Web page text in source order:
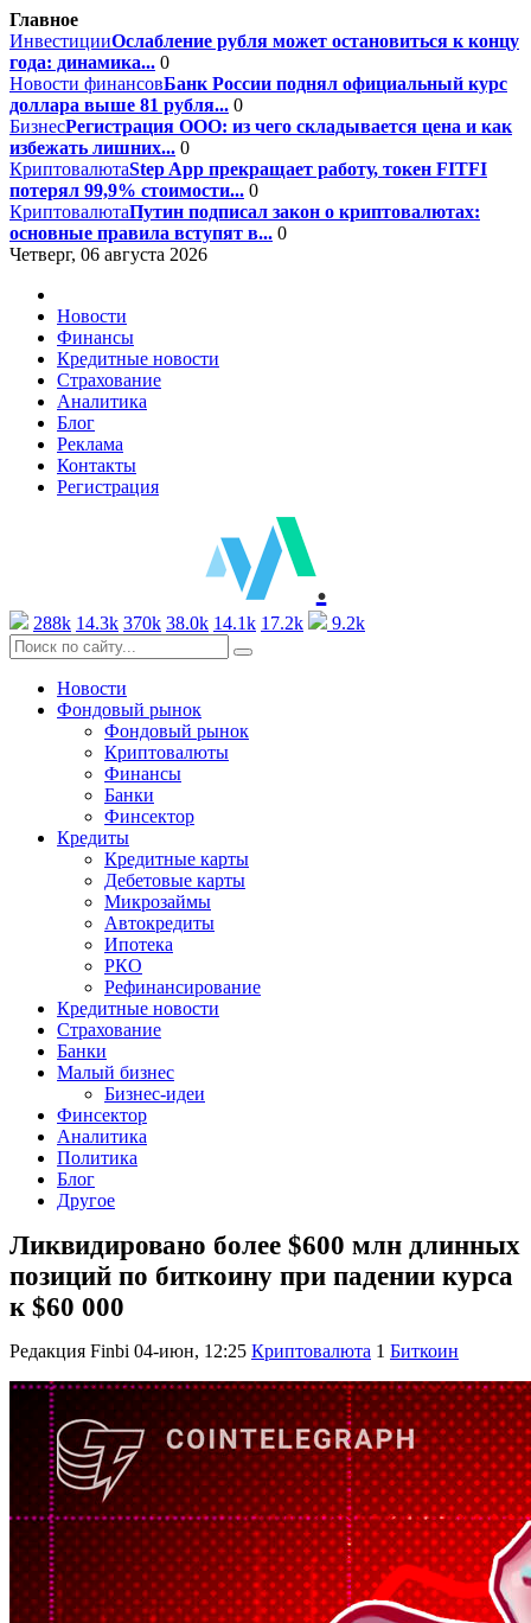
Главное
ИнвестицииОслабление рубля может остановиться к концу
года: динамика... 0
Новости финансовБанк России поднял официальный курс
доллара выше 81 рубля... 0
БизнесРегистрация ООО: из чего складывается цена и как
избежать лишних... 0
КриптовалютаStep App прекращает работу, токен FITFI
потерял 99,9% стоимости... 0
КриптовалютаПутин подписал закон о криптовалютах:
основные правила вступят в... 0
Четверг, 06 августа 2026
Новости
Финансы
Кредитные новости
Страхование
Аналитика
Блог
Реклама
Контакты
Регистрация
.
288k 14.3k 370k 38.0k 14.1k 17.2k 9.2k
Новости
Фондовый рынок
Фондовый рынок
Криптовалюты
Финансы
Банки
Финсектор
Кредиты
Кредитные карты
Дебетовые карты
Микрозаймы
Автокредиты
Ипотека
РКО
Рефинансирование
Кредитные новости
Страхование
Банки
Малый бизнес
Бизнес-идеи
Финсектор
Аналитика
Политика
Блог
Другое
Ликвидировано более $600 млн длинных
позиций по биткоину при падении курса
к $60 000
Редакция Finbi 04-июн, 12:25 Криптовалюта 1 Биткоин